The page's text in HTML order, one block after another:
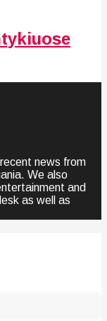
news from
We also
and
as well as